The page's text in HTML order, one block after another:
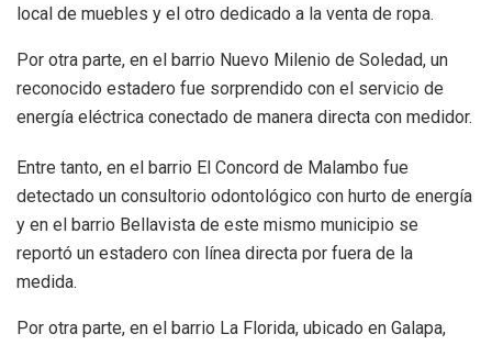
local de muebles y el otro dedicado a la venta de ropa.
Por otra parte, en el barrio Nuevo Milenio de Soledad, un
reconocido estadero fue sorprendido con el servicio de
energía eléctrica conectado de manera directa con medidor.
Entre tanto, en el barrio El Concord de Malambo fue
detectado un consultorio odontológico con hurto de energía
y en el barrio Bellavista de este mismo municipio se
reportó un estadero con línea directa por fuera de la
medida.
Por otra parte, en el barrio La Florida, ubicado en Galapa,